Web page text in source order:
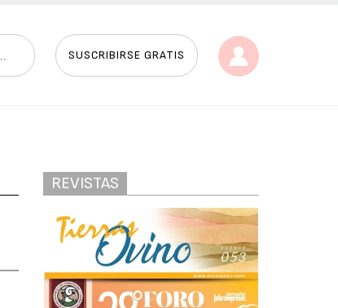
SUSCRIBIRSE GRATIS
REVISTAS